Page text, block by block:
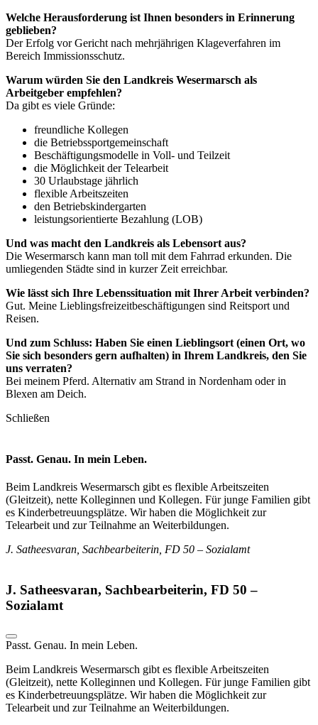
Welche Herausforderung ist Ihnen besonders in Erinnerung
geblieben?
Der Erfolg vor Gericht nach mehrjährigen Klageverfahren im
Bereich Immissionsschutz.
Warum würden Sie den Landkreis Wesermarsch als
Arbeitgeber empfehlen?
Da gibt es viele Gründe:
freundliche Kollegen
die Betriebssportgemeinschaft
Beschäftigungsmodelle in Voll- und Teilzeit
die Möglichkeit der Telearbeit
30 Urlaubstage jährlich
flexible Arbeitszeiten
den Betriebskindergarten
leistungsorientierte Bezahlung (LOB)
Und was macht den Landkreis als Lebensort aus?
Die Wesermarsch kann man toll mit dem Fahrrad erkunden. Die
umliegenden Städte sind in kurzer Zeit erreichbar.
Wie lässt sich Ihre Lebenssituation mit Ihrer Arbeit verbinden?
Gut. Meine Lieblingsfreizeitbeschäftigungen sind Reitsport und
Reisen.
Und zum Schluss: Haben Sie einen Lieblingsort (einen Ort, wo
Sie sich besonders gern aufhalten) in Ihrem Landkreis, den Sie
uns verraten?
Bei meinem Pferd. Alternativ am Strand in Nordenham oder in
Blexen am Deich.
Schließen
Passt. Genau. In mein Leben.
Beim Landkreis Wesermarsch gibt es flexible Arbeitszeiten
(Gleitzeit), nette Kolleginnen und Kollegen. Für junge Familien gibt
es Kinderbetreuungsplätze. Wir haben die Möglichkeit zur
Telearbeit und zur Teilnahme an Weiterbildungen.
J. Satheesvaran, Sachbearbeiterin, FD 50 – Sozialamt
J. Satheesvaran, Sachbearbeiterin, FD 50 –
Sozialamt
Passt. Genau. In mein Leben.
Beim Landkreis Wesermarsch gibt es flexible Arbeitszeiten
(Gleitzeit), nette Kolleginnen und Kollegen. Für junge Familien gibt
es Kinderbetreuungsplätze. Wir haben die Möglichkeit zur
Telearbeit und zur Teilnahme an Weiterbildungen.